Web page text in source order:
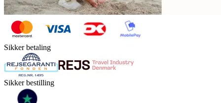
Sikker betaling
Sikker bestilling